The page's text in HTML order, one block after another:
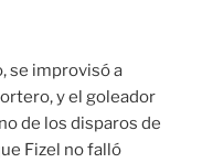
se improvisó a
y el goleador
de los disparos de
Fizel no falló